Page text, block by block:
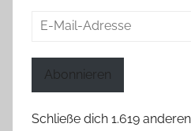
E-
Abonnieren
Schließe dich 1.619